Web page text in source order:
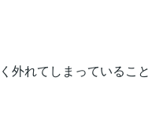
外れてしまっていること